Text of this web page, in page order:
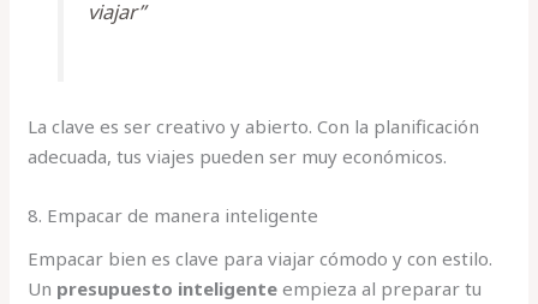
viajar”
La clave es ser creativo y abierto. Con la planificación
adecuada, tus viajes pueden ser muy económicos.
8. Empacar de manera inteligente
Empacar bien es clave para viajar cómodo y con estilo.
Un presupuesto inteligente empieza al preparar tu